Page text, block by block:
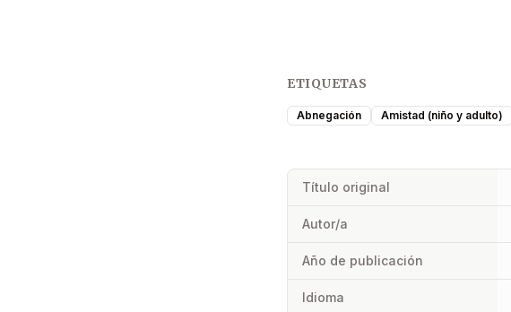
ETIQUETAS
Abnegación Amistad (niño y adulto)
Título original
Autor/a
Año de publicación
Idioma